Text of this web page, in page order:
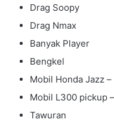
Drag Soopy
Drag Nmax
Banyak Player
Bengkel
Mobil Honda Jazz –
Mobil L300 pickup
Tawuran